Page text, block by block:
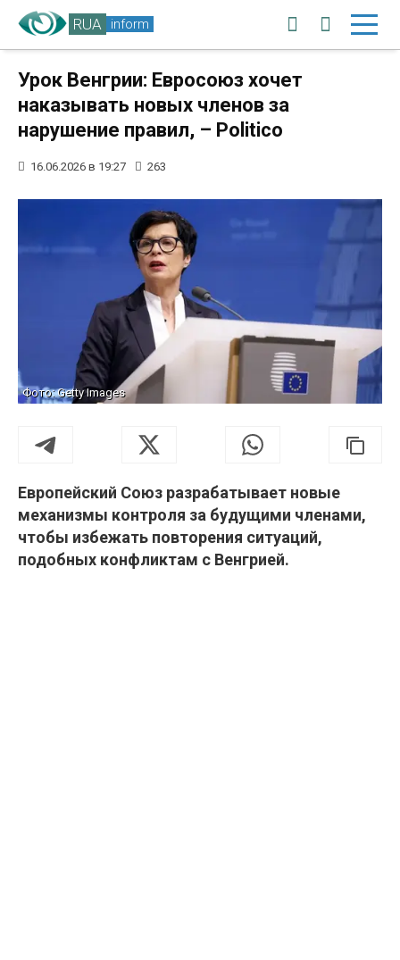
RUA inform
Урок Венгрии: Евросоюз хочет
наказывать новых членов за
нарушение правил, – Politico
16.06.2026 в 19:27 263
Фото: Getty Images
Европейский Союз разрабатывает новые
механизмы контроля за будущими членами,
чтобы избежать повторения ситуаций,
подобных конфликтам с Венгрией.